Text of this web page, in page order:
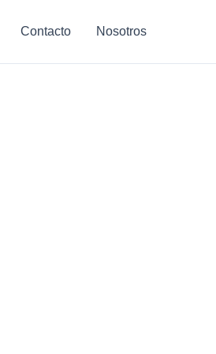
Contacto Nosotros